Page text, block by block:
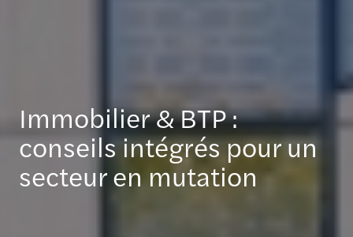
Immobilier & BTP :
conseils intégrés pour un
secteur en mutation